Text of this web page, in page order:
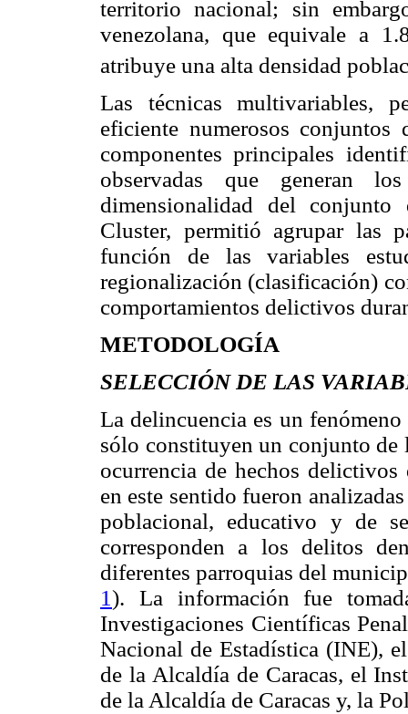
territorio nacional; sin
venezolana, que equivale a
atribuye una alta densidad
Las técnicas multivariables,
eficiente numerosos
componentes principales
observadas que generan
dimensionalidad del
Cluster, permitió agrupar las
función de las variables
regionalización (clasificación)
comportamientos delictivos
METODOLOGÍA
SELECCIÓN DE LAS
La delincuencia es un
sólo constituyen un conjunto de
ocurrencia de hechos
en este sentido fueron
poblacional, educativo y de
corresponden a los delitos
diferentes parroquias del
1). La información fue
Investigaciones Científicas
Nacional de Estadística (INE),
de la Alcaldía de Caracas, el
de la Alcaldía de Caracas y, la